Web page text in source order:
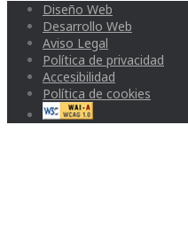
Diseño Web
Desarrollo Web
Aviso Legal
Política de privacidad
Accesibilidad
Política de cookies